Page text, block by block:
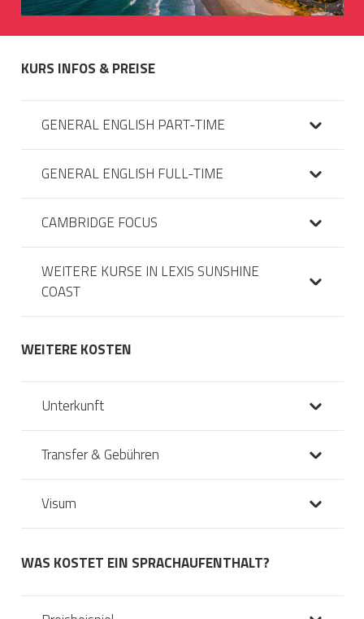
KURS INFOS & PREISE
GENERAL ENGLISH PART-TIME
GENERAL ENGLISH FULL-TIME
CAMBRIDGE FOCUS
WEITERE KURSE IN LEXIS SUNSHINE
COAST
WEITERE KOSTEN
Unterkunft
Transfer & Gebühren
Visum
WAS KOSTET EIN SPRACHAUFENTHALT?